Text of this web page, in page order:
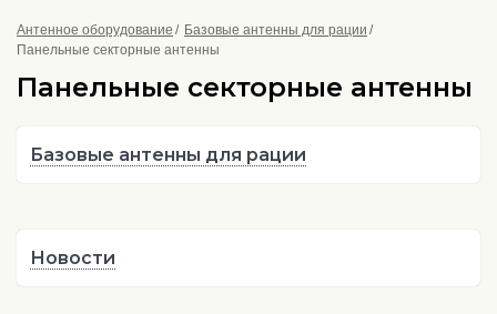
Антенное оборудование
Базовые антенны для рации
Панельные секторные антенны
Панельные секторные антенны
Базовые антенны для рации
Новости